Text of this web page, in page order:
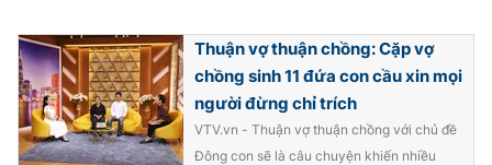
Thuận vợ thuận chồng: Cặp vợ
chồng sinh 11 đứa con cầu xin mọi
người đừng chỉ trích
VTV.vn - Thuận vợ thuận chồng với chủ đề
Đông con sẽ là câu chuyện khiến nhiều